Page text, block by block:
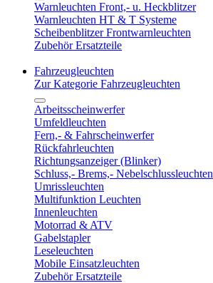
Warnleuchten Front,- u. Heckblitzer
Warnleuchten HT & T Systeme
Scheibenblitzer Frontwarnleuchten
Zubehör Ersatzteile
Fahrzeugleuchten
Zur Kategorie Fahrzeugleuchten
Arbeitsscheinwerfer
Umfeldleuchten
Fern,- & Fahrscheinwerfer
Rückfahrleuchten
Richtungsanzeiger (Blinker)
Schluss,- Brems,- Nebelschlussleuchten
Umrissleuchten
Multifunktion Leuchten
Innenleuchten
Motorrad & ATV
Gabelstapler
Leseleuchten
Mobile Einsatzleuchten
Zubehör Ersatzteile